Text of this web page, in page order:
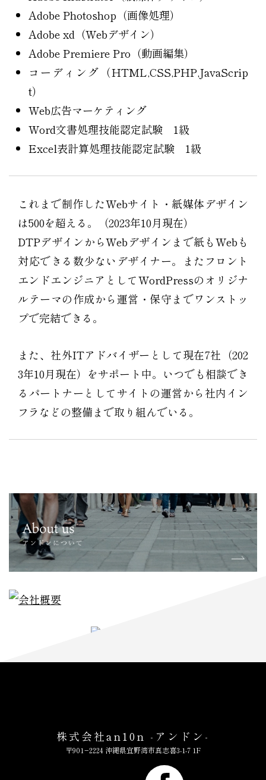
Adobe Photoshop（画像処理）
Adobe xd（Webデザイン）
Adobe Premiere Pro（動画編集）
コーディング（HTML,CSS,PHP,JavaScrip
t）
Web広告マーケティング
Word文書処理技能認定試験 1級
Excel表計算処理技能認定試験 1級
これまで制作したWebサイト・紙媒体デザイン
は500を超える。（2023年10月現在）
DTPデザインからWebデザインまで紙もWebも
対応できる数少ないデザイナー。またフロント
エンドエンジニアとしてWordPressのオリジナ
ルテーマの作成から運営・保守までワンストッ
プで完結できる。
また、社外ITアドバイザーとして現在7社（202
3年10月現在）をサポート中。いつでも相談でき
るパートナーとしてサイトの運営から社内イン
フラなどの整備まで取り組んでいる。
株式会社an10n -アンドン-
〒901−2224 沖縄県宜野湾市真志喜3-1-7 1F